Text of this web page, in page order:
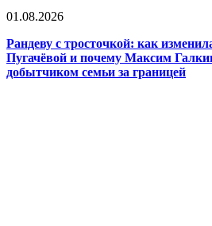
01.08.2026
Рандеву с тросточкой: как
Пугачёвой и почему Максим
добытчиком семьи за границей